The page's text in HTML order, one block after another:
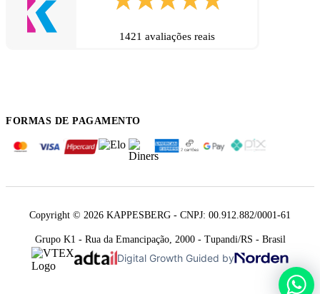
1421 avaliações reais
FORMAS DE PAGAMENTO
Copyright © 2026 KAPPESBERG - CNPJ: 00.912.882/0001-61
Grupo K1 - Rua da Emancipação, 2000 - Tupandi/RS - Brasil
Digital Growth Guided by